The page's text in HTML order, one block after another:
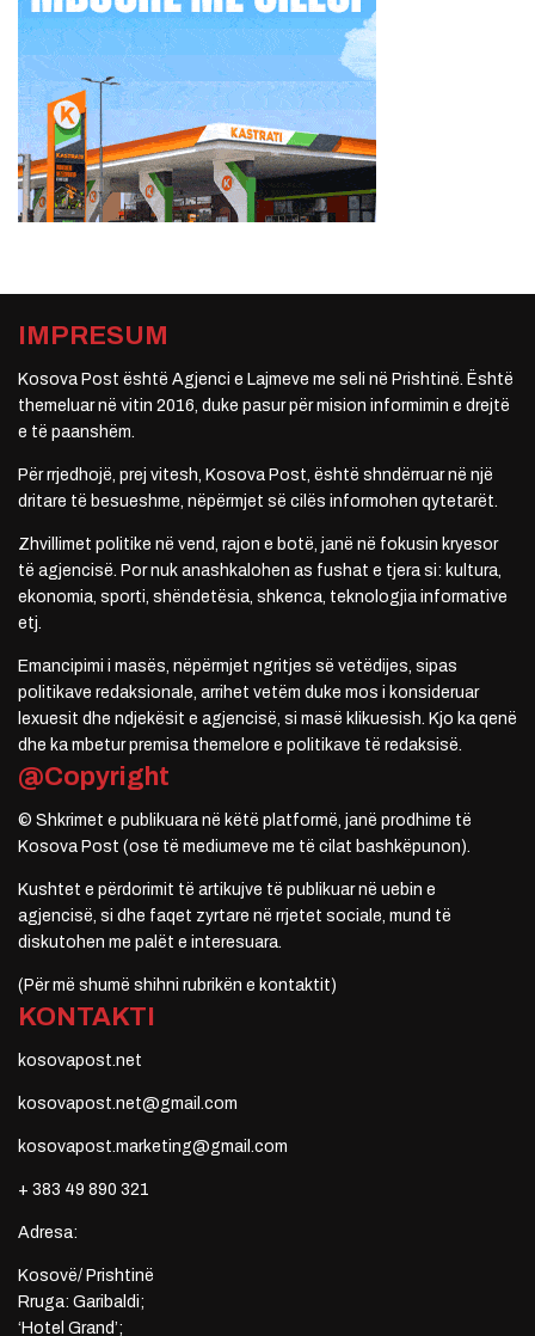
IMPRESUM
Kosova Post është Agjenci e Lajmeve me seli në Prishtinë. Është
themeluar në vitin 2016, duke pasur për mision informimin e drejtë
e të paanshëm.
Për rrjedhojë, prej vitesh, Kosova Post, është shndërruar në një
dritare të besueshme, nëpërmjet së cilës informohen qytetarët.
Zhvillimet politike në vend, rajon e botë, janë në fokusin kryesor
të agjencisë. Por nuk anashkalohen as fushat e tjera si: kultura,
ekonomia, sporti, shëndetësia, shkenca, teknologjia informative
etj.
Emancipimi i masës, nëpërmjet ngritjes së vetëdijes, sipas
politikave redaksionale, arrihet vetëm duke mos i konsideruar
lexuesit dhe ndjekësit e agjencisë, si masë klikuesish. Kjo ka qenë
dhe ka mbetur premisa themelore e politikave të redaksisë.
@Copyright
© Shkrimet e publikuara në këtë platformë, janë prodhime të
Kosova Post (ose të mediumeve me të cilat bashkëpunon).
Kushtet e përdorimit të artikujve të publikuar në uebin e
agjencisë, si dhe faqet zyrtare në rrjetet sociale, mund të
diskutohen me palët e interesuara.
(Për më shumë shihni rubrikën e kontaktit)
KONTAKTI
kosovapost.net
kosovapost.net@gmail.com
kosovapost.marketing@gmail.com
+ 383 49 890 321
Adresa:
Kosovë/ Prishtinë
Rruga: Garibaldi;
‘Hotel Grand’;